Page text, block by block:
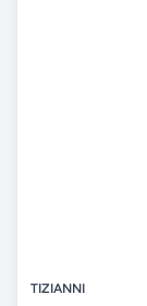
TIZIANNI